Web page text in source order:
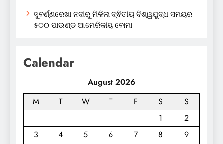
ସୁବର୍ଣ୍ଣରେଖା ନଦୀରୁ ମିଳିଲା ଦ୍ଵିତୀୟ ବିଶ୍ୱଯୁଦ୍ଧ ସମୟର
୫୦୦ ପାଉଣ୍ଡ ଆମେରିକୀୟ ବୋମା
Calendar
August 2026
M
T W T F S
S
1
2
3
4 5 6 7 8
9